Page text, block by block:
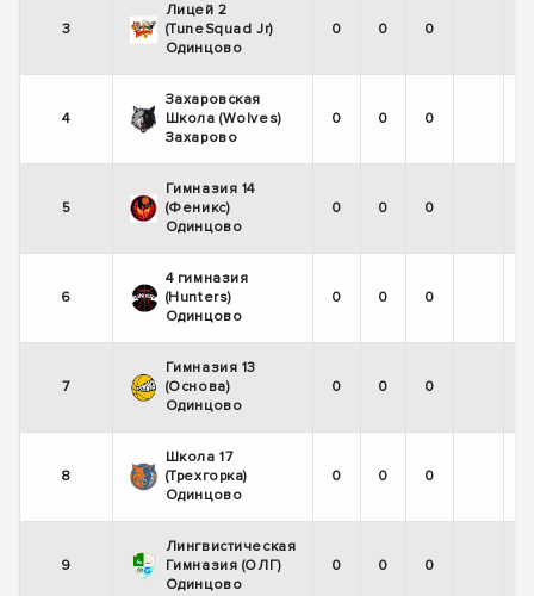
3
Лицей 2
(TuneSquad Jr)
Одинцово
0 0 0
4
Захаровская
Школа (Wolves)
Захарово
0 0 0
5
Гимназия 14
(Феникс)
Одинцово
0 0 0
6
4 гимназия
(Hunters)
Одинцово
0 0 0
7
Гимназия 13
(Основа)
Одинцово
0 0 0
8
Школа 17
(Трехгорка)
Одинцово
0 0 0
9
Лингвистическая
Гимназия (ОЛГ)
Одинцово
0 0 0